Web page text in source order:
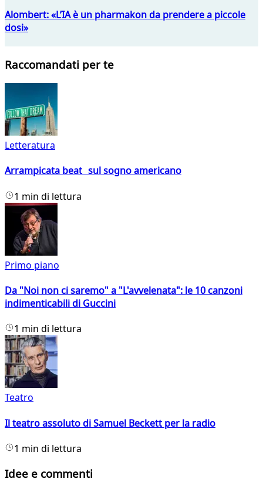
Alombert: «L’IA è un pharmakon da prendere a piccole
dosi»
Raccomandati per te
Letteratura
Arrampicata beat sul sogno americano
1 min di lettura
Primo piano
Da "Noi non ci saremo" a "L'avvelenata": le 10 canzoni
indimenticabili di Guccini
1 min di lettura
Teatro
Il teatro assoluto di Samuel Beckett per la radio
1 min di lettura
Idee e commenti